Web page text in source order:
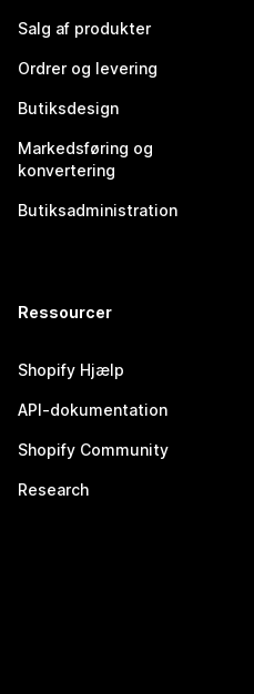
Salg af produkter
Ordrer og levering
Butiksdesign
Markedsføring og
konvertering
Butiksadministration
Ressourcer
Shopify Hjælp
API-dokumentation
Shopify Community
Research